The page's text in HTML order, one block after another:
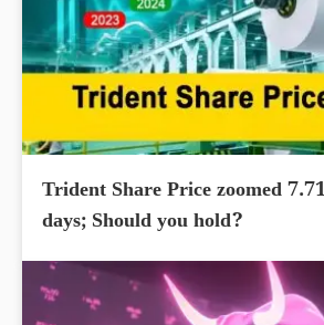
Trident Share Price zoomed
days; Should you hold?